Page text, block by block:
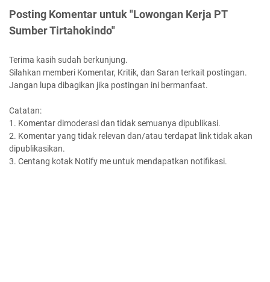
Posting Komentar untuk "Lowongan Kerja PT
Sumber Tirtahokindo"
Terima kasih sudah berkunjung.
Silahkan memberi Komentar, Kritik, dan Saran terkait postingan.
Jangan lupa dibagikan jika postingan ini bermanfaat.
Catatan:
1. Komentar dimoderasi dan tidak semuanya dipublikasi.
2. Komentar yang tidak relevan dan/atau terdapat link tidak akan
dipublikasikan.
3. Centang kotak Notify me untuk mendapatkan notifikasi.